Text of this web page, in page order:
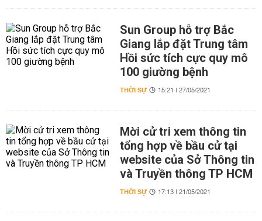
Sun Group hỗ trợ Bắc
Giang lắp đặt Trung tâm
Hồi sức tích cực quy mô
100 giường bệnh
THỜI SỰ 15:21 | 27/05/2021
Mời cử tri xem thông tin
tổng hợp về bầu cử tại
website của Sở Thông tin
và Truyền thông TP HCM
THỜI SỰ 17:13 | 21/05/2021